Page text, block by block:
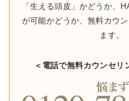
「生える頭皮」かどうか、
が可能かどうか、無料カウ
ます。
＜電話で無料カウンセリ